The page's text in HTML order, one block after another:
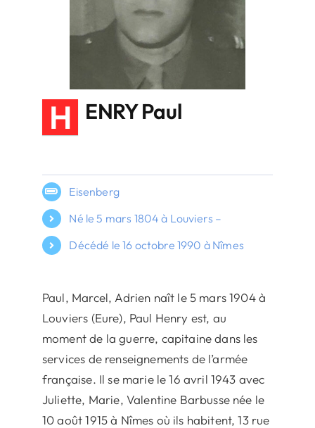
H ENRY Paul
Eisenberg
Né le 5 mars 1804 à Louviers –
Décédé le 16 octobre 1990 à Nîmes
Paul, Marcel, Adrien naît le 5 mars 1904 à
Louviers (Eure), Paul Henry est, au
moment de la guerre, capitaine dans les
services de renseignements de l’armée
française. Il se marie le 16 avril 1943 avec
Juliette, Marie, Valentine Barbusse née le
10 août 1915 à Nîmes où ils habitent, 13 rue